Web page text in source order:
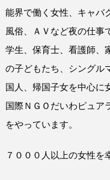
能界で働く女性、キャバ
風俗、ＡＶなど夜の仕事
学生、保育士、看護師、
の子どもたち、シングル
国人、帰国子女を中心に
国際ＮＧＯだいわピュア
をやっています。
７０００人以上の女性を